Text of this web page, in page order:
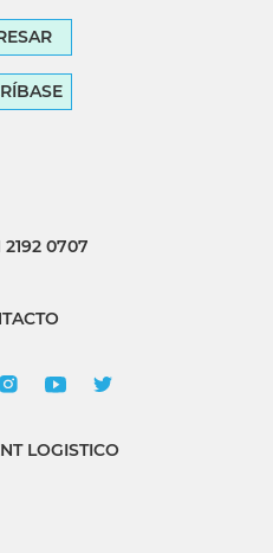
2192 0707
LOGISTICO